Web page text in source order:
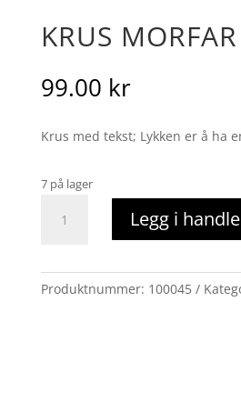
KRUS MORFAR
99.00 kr
Krus med tekst; Lykken er å ha
7 på lager
morfar
Legg i
Produktnummer: 100045